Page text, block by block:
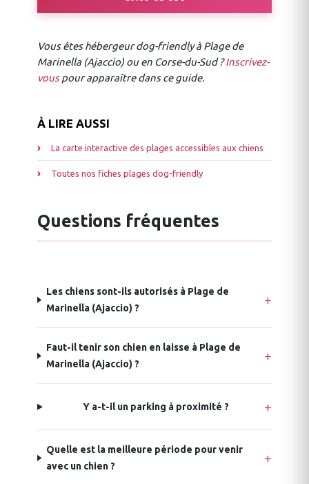
Vous êtes hébergeur dog-friendly à Plage de
Marinella (Ajaccio) ou en Corse-du-Sud ?Inscrivez-
vouspour apparaître dans ce guide.
À LIRE AUSSI
La carte interactive des plages accessibles aux chiens
Toutes nos fiches plages dog-friendly
Questions fréquentes
Les chiens sont-ils autorisés à Plage de
Marinella (Ajaccio) ?
Faut-il tenir son chien en laisse à Plage de
Marinella (Ajaccio) ?
Y a-t-il un parking à proximité ?
Quelle est la meilleure période pour venir
avec un chien ?